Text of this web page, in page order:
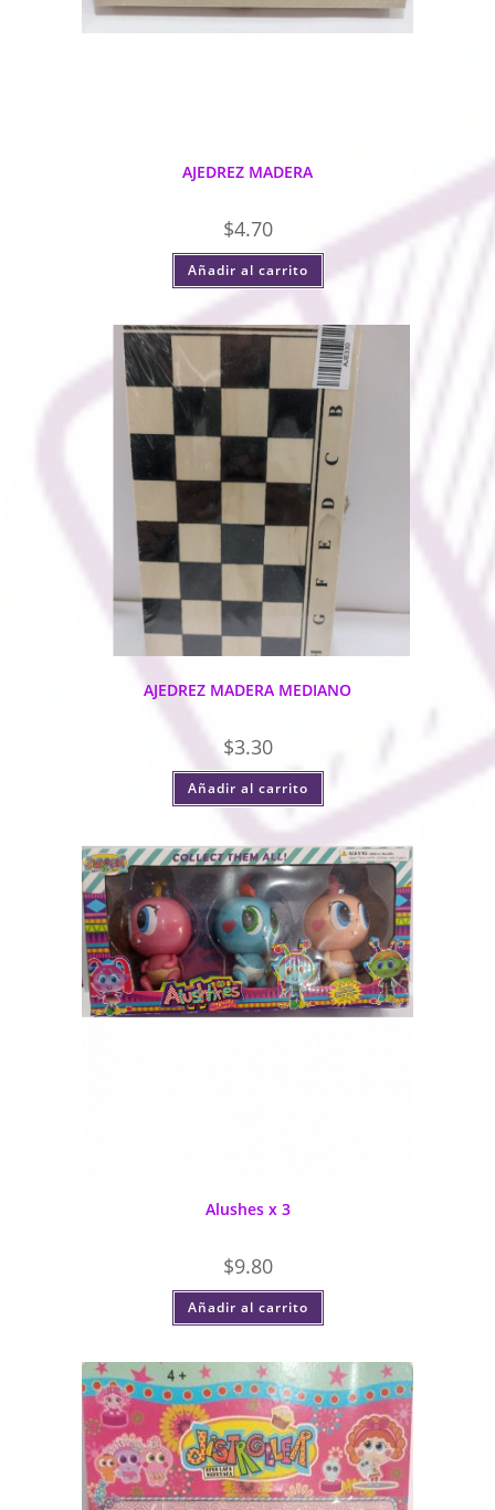
AJEDREZ MADERA
$4.70
Añadir al carrito
AJEDREZ MADERA MEDIANO
$3.30
Añadir al carrito
Alushes x 3
$9.80
Añadir al carrito